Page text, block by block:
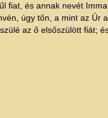
fiat, és annak nevét
úgy tőn, a mint az Úr
az ő elsőszülött fiát;